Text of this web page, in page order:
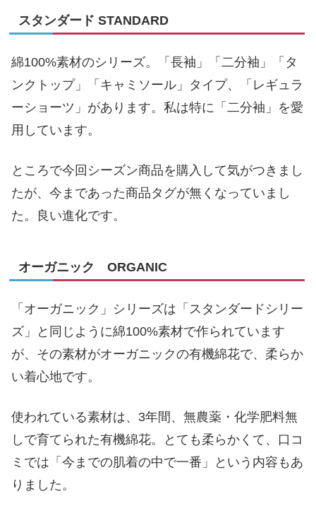
スタンダード STANDARD
綿100%素材のシリーズ。「長袖」「二分袖」「タ
ンクトップ」「キャミソール」タイプ、「レギュラ
ーショーツ」があります。私は特に「二分袖」を愛
用しています。
ところで今回シーズン商品を購入して気がつきまし
たが、今まであった商品タグが無くなっていまし
た。良い進化です。
オーガニック ORGANIC
「オーガニック」シリーズは「スタンダードシリー
ズ」と同じように綿100%素材で作られています
が、その素材がオーガニックの有機綿花で、柔らか
い着心地です。
使われている素材は、3年間、無農薬・化学肥料無
しで育てられた有機綿花。とても柔らかくて、口コ
ミでは「今までの肌着の中で一番」という内容もあ
りました。